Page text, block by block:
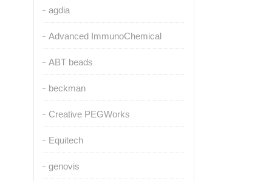
agdia
Advanced ImmunoChemical
ABT beads
beckman
Creative PEGWorks
Equitech
genovis